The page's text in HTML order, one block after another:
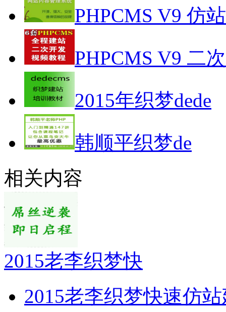
PHPCMS V9 仿
PHPCMS V9 二
2015年织梦dede
韩顺平织梦de
相关内容
2015老李织梦快
2015老李织梦快速仿